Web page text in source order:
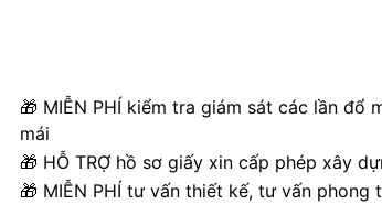
🎁 MIỄN PHÍ kiểm tra giám sát các lần đổ
mái
🎁 HỖ TRỢ hồ sơ giấy xin cấp phép xây
🎁 MIỄN PHÍ tư vấn thiết kế, tư vấn phong